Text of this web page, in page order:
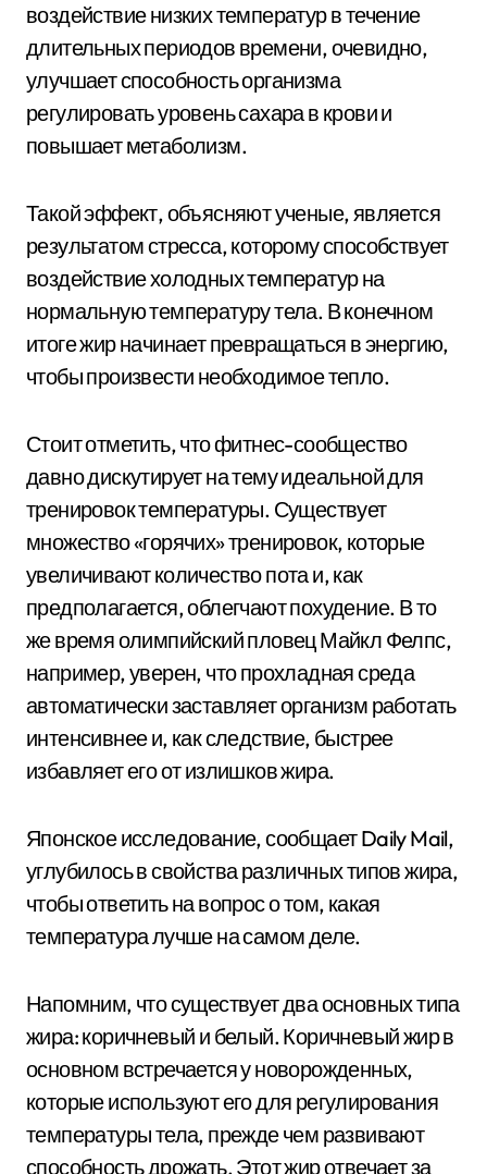
воздействие низких температур в течение
длительных периодов времени, очевидно,
улучшает способность организма
регулировать уровень сахара в крови и
повышает метаболизм.
Такой эффект, объясняют ученые, является
результатом стресса, которому способствует
воздействие холодных температур на
нормальную температуру тела. В конечном
итоге жир начинает превращаться в энергию,
чтобы произвести необходимое тепло.
Стоит отметить, что фитнес-сообщество
давно дискутирует на тему идеальной для
тренировок температуры. Существует
множество «горячих» тренировок, которые
увеличивают количество пота и, как
предполагается, облегчают похудение. В то
же время олимпийский пловец Майкл Фелпс,
например, уверен, что прохладная среда
автоматически заставляет организм работать
интенсивнее и, как следствие, быстрее
избавляет его от излишков жира.
Японское исследование, сообщает Daily Mail,
углубилось в свойства различных типов жира,
чтобы ответить на вопрос о том, какая
температура лучше на самом деле.
Напомним, что существует два основных типа
жира: коричневый и белый. Коричневый жир в
основном встречается у новорожденных,
которые используют его для регулирования
температуры тела, прежде чем развивают
способность дрожать. Этот жир отвечает за